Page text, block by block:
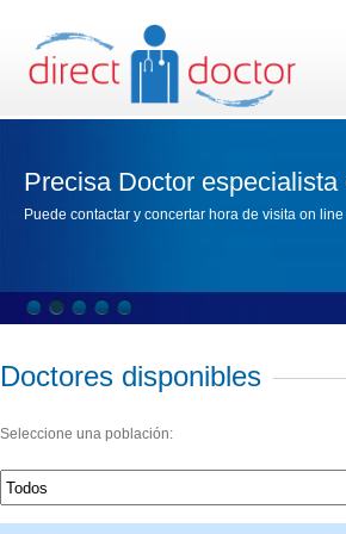
Precisa Doctor
Puede contactar y concertar hora de visita on
Doctores disponibles
Seleccione una población: